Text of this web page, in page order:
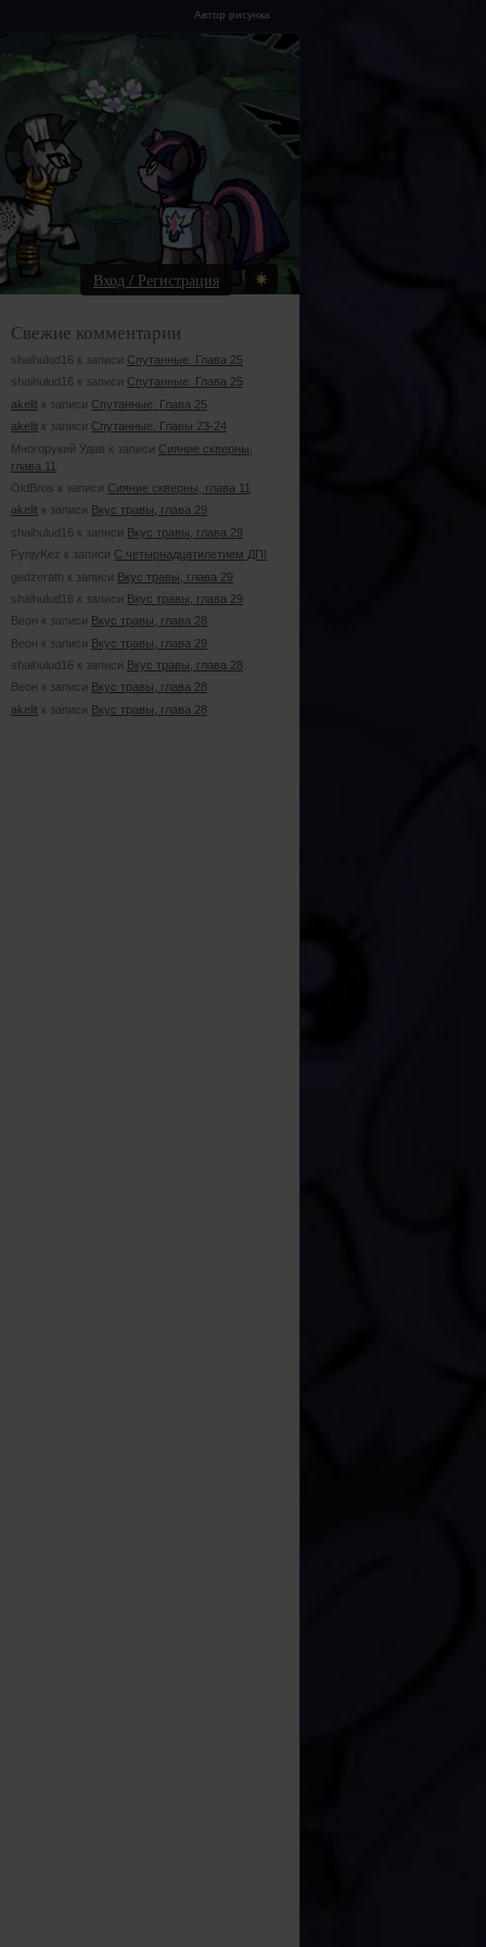
Автор рисунка
Вход / Регистрация
Свежие комментарии
shaihulud16 к записи Спутанные. Глава 25
shaihulud16 к записи Спутанные. Глава 25
akelit к записи Спутанные. Глава 25
akelit к записи Спутанные. Главы 23-24
Многорукий Удав к записи Сияние скверны,
глава 11
OldBros к записи Сияние скверны, глава 11
akelit к записи Вкус травы, глава 29
shaihulud16 к записи Вкус травы, глава 29
FynjyKez к записи С четырнадцатилетием ДП!
gedzerath к записи Вкус травы, глава 29
shaihulud16 к записи Вкус травы, глава 29
Веон к записи Вкус травы, глава 28
Веон к записи Вкус травы, глава 29
shaihulud16 к записи Вкус травы, глава 28
Веон к записи Вкус травы, глава 28
akelit к записи Вкус травы, глава 28